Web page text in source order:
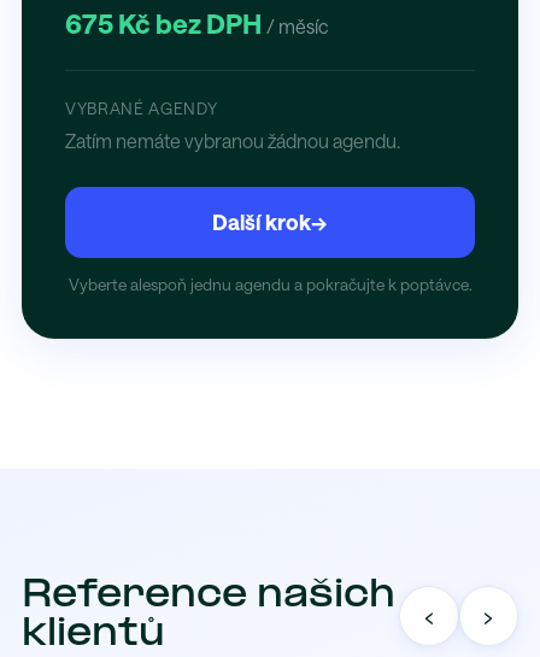
675 Kč bez DPH / měsíc
VYBRANÉ AGENDY
Zatím nemáte vybranou žádnou agendu.
Další krok→
Vyberte alespoň jednu agendu a pokračujte k poptávce.
Reference našich
klientů
‹ ›